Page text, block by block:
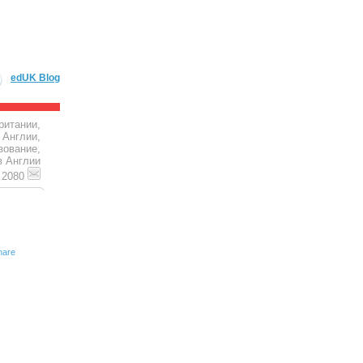
edUK Blog
Англии,
Англии